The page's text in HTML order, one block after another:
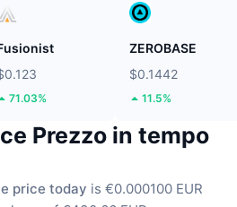
71.03%
ZEROBASE
$0.1442
11.5%
Prezzo in tempo
price today is €0.000100 EUR